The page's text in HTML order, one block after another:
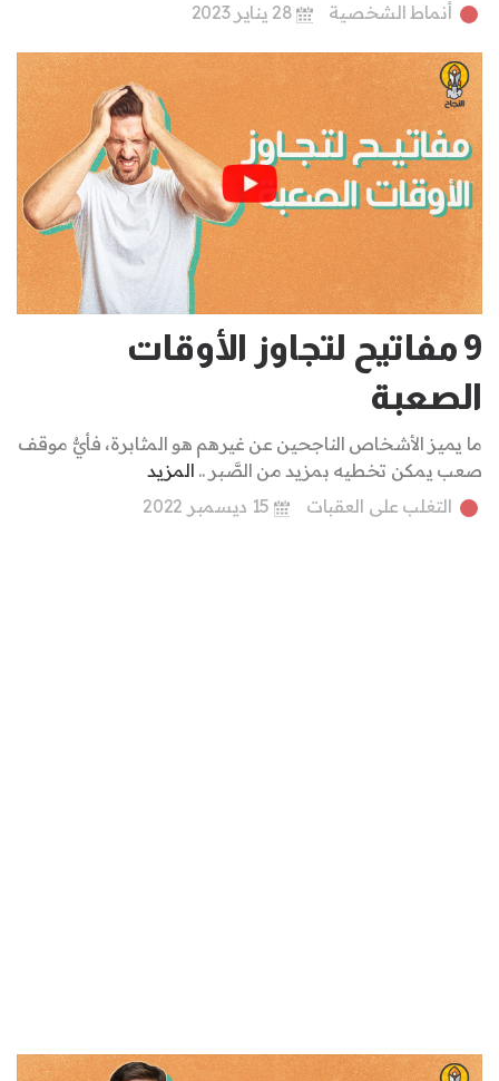
أنماط الشخصية
28 يناير 2023
9 مفاتيح لتجاوز الأوقات
الصعبة
ما يميز الأشخاص الناجحين عن غيرهم هو المثابرة، فأيُّ موقف
صعب يمكن تخطيه بمزيد من الصَّبر .. المزيد
التغلب على العقبات